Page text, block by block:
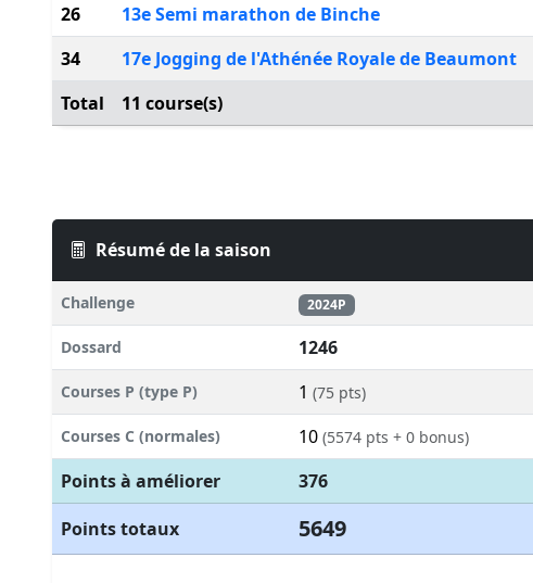
26
13e Semi marathon de Binche
34 17e Jogging de l'Athénée Royale de Beaumont
Total
11 course(s)
Résumé de la saison
Challenge 2024P
Dossard 1246
Courses P (type P) 1 (75 pts)
Courses C (normales) 10 (5574 pts + 0 bonus)
Points à améliorer
376
Points totaux
5649